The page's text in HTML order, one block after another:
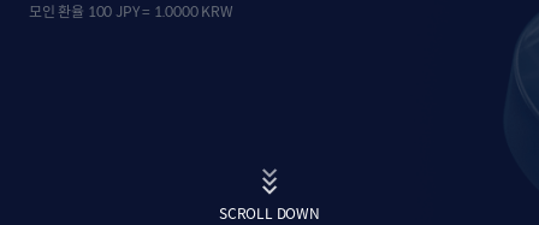
모인 환율 100 JPY = 1.0000 KRW
SCROLL DOWN